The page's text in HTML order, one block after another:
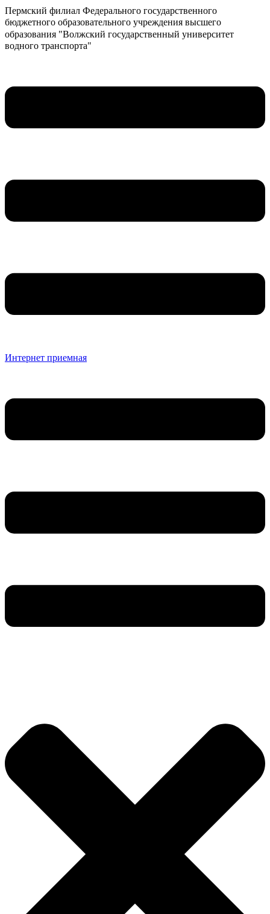
Пермский филиал Федерального государственного
бюджетного образовательного учреждения высшего
образования "Волжский государственный университет
водного транспорта"
Интернет приемная